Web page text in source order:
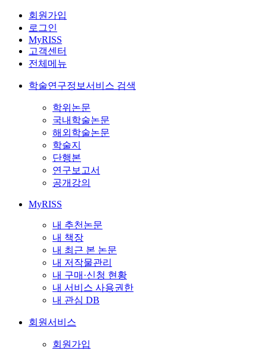
회원가입
로그인
MyRISS
고객센터
전체메뉴
학술연구정보서비스 검색
학위논문
국내학술논문
해외학술논문
학술지
단행본
연구보고서
공개강의
MyRISS
내 추천논문
내 책장
내 최근 본 논문
내 저작물관리
내 구매·신청 현황
내 서비스 사용권한
내 관심 DB
회원서비스
회원가입